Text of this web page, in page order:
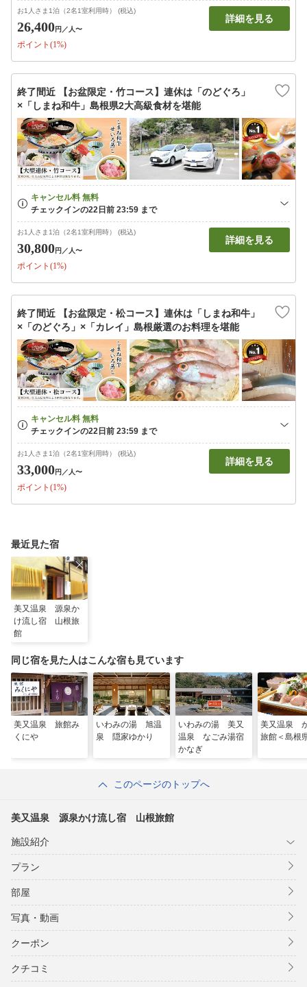
お1人さま1泊（2名1室利用時） (税込)
26,400円 ／人〜
ポイント(1%)
詳細を見る
終了間近 【お盆限定・竹コース】連休は「のどぐろ」
×「しまね和牛」島根県2大高級食材を堪能
お1人さま1泊（2名1室利用時） (税込)
30,800円 ／人〜
ポイント(1%)
詳細を見る
終了間近 【お盆限定・松コース】連休は「しまね和牛」
×「のどぐろ」×「カレイ」島根厳選のお料理を堪能
お1人さま1泊（2名1室利用時） (税込)
33,000円 ／人〜
ポイント(1%)
詳細を見る
最近見た宿
美又温泉 源泉か
け流し宿 山根旅
館
同じ宿を見た人はこんな宿も見ています
美又温泉 旅館み
くにや
いわみの湯 旭温
泉 隠家ゆかり
いわみの湯 美又
温泉 なごみ湯宿
かなぎ
美又温泉
旅館＜島根
このページのトップへ
美又温泉 源泉かけ流し宿 山根旅館
施設紹介
プラン
部屋
写真・動画
クーポン
クチコミ